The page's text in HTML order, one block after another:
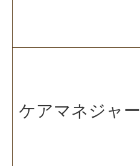
ケアマネジャー